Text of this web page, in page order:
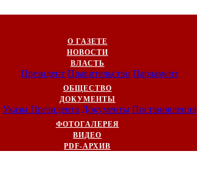
О ГАЗЕТЕ
НОВОСТИ
ВЛАСТЬ
Президент Правительство Парламент
ОБЩЕСТВО
ДОКУМЕНТЫ
Указы Президента Документы Постановления
ФОТОГАЛЕРЕЯ
ВИДЕО
PDF-АРХИВ